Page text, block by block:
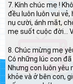
7. Kính chúc mẹ !
đều luôn luôn vui
nụ cười, ánh mắt,
mẹ suốt cuộc đời…
8. Chúc mừng mẹ
Có những lúc con
Nhưng con luôn yêu
khỏe và ở bên con,